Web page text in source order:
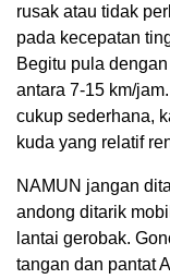
rusak atau tidak
pada kecepatan
Begitu pula
antara 7-15 km/
cukup sederhana,
kuda yang relatif
NAMUN jangan
andong ditarik
lantai gerobak.
tangan dan pantat